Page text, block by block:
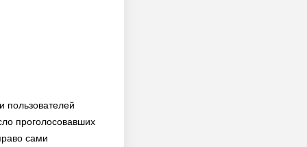
пользователей
проголосовавших
сами